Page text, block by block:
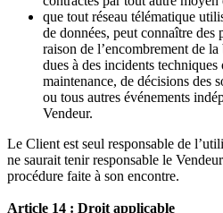
que tout réseau télématique
de données, peut connaître des
raison de l’encombrement de
dues à des incidents
maintenance, de décisions des
ou tous autres événements
Vendeur.
Le Client est seul responsable de
ne saurait tenir responsable le
procédure faite à son encontre.
Article 14 : Droit applicable